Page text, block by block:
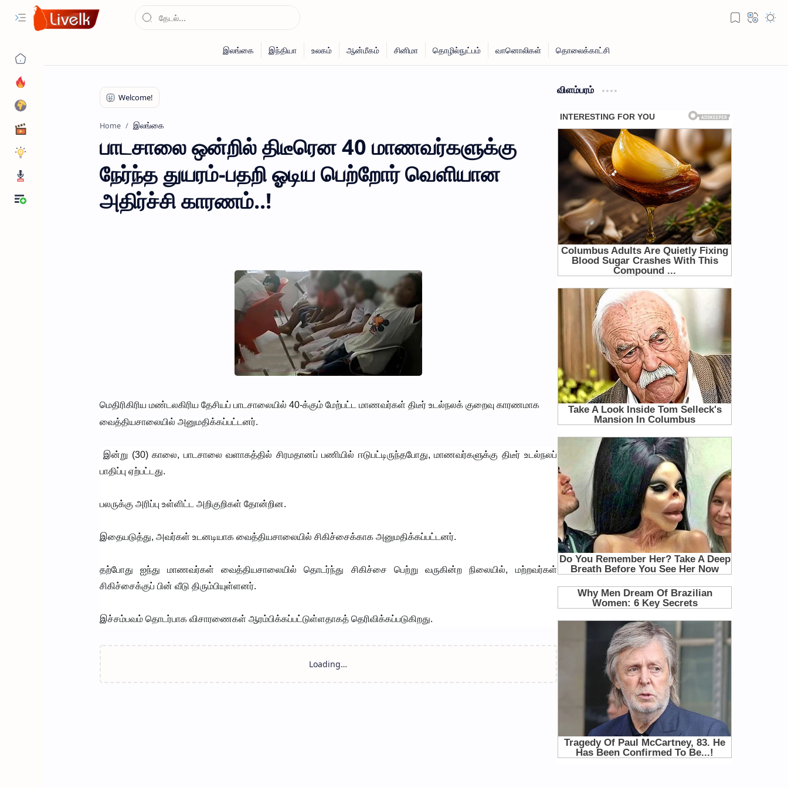
Home இலங்கை
பாடசாலை ஒன்றில் திடீரென 40 மாணவர்களுக்கு
நேர்ந்த துயரம்-பதறி ஓடிய பெற்றோர் வெளியான
அதிர்ச்சி காரணம்..!
மெதிரிகிரிய மண்டலகிரிய தேசியப் பாடசாலையில் 40-க்கும் மேற்பட்ட மாணவர்கள் திடீர் உடல்நலக் குறைவு காரணமாக
வைத்தியசாலையில் அனுமதிக்கப்பட்டனர்.
இன்று (30) காலை, பாடசாலை வளாகத்தில் சிரமதானப் பணியில் ஈடுபட்டிருந்தபோது, மாணவர்களுக்கு திடீர் உடல்நலப்
பாதிப்பு ஏற்பட்டது.
பலருக்கு அரிப்பு உள்ளிட்ட அறிகுறிகள் தோன்றின.
இதையடுத்து, அவர்கள் உடனடியாக வைத்தியசாலையில் சிகிச்சைக்காக அனுமதிக்கப்பட்டனர்.
தற்போது ஐந்து மாணவர்கள் வைத்தியசாலையில் தொடர்ந்து சிகிச்சை பெற்று வருகின்ற நிலையில், மற்றவர்கள்
சிகிச்சைக்குப் பின் வீடு திரும்பியுள்ளனர்.
இச்சம்பவம் தொடர்பாக விசாரணைகள் ஆரம்பிக்கப்பட்டுள்ளதாகத் தெரிவிக்கப்படுகிறது.
விளம்பரம்